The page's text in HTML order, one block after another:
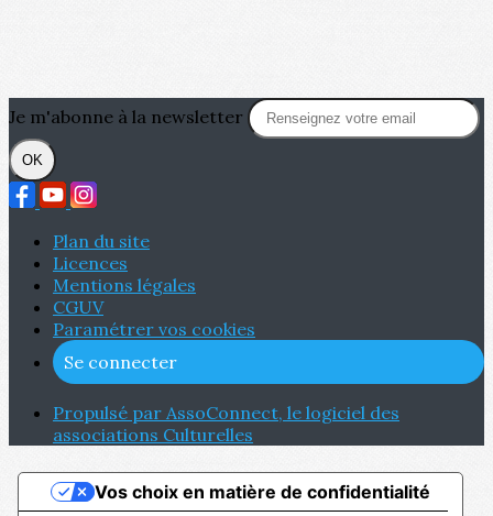
Je m'abonne à la newsletter
OK
Plan du site
Licences
Mentions légales
CGUV
Paramétrer vos cookies
Se connecter
Propulsé par AssoConnect, le logiciel des
associations Culturelles
Vos choix en matière de confidentialité